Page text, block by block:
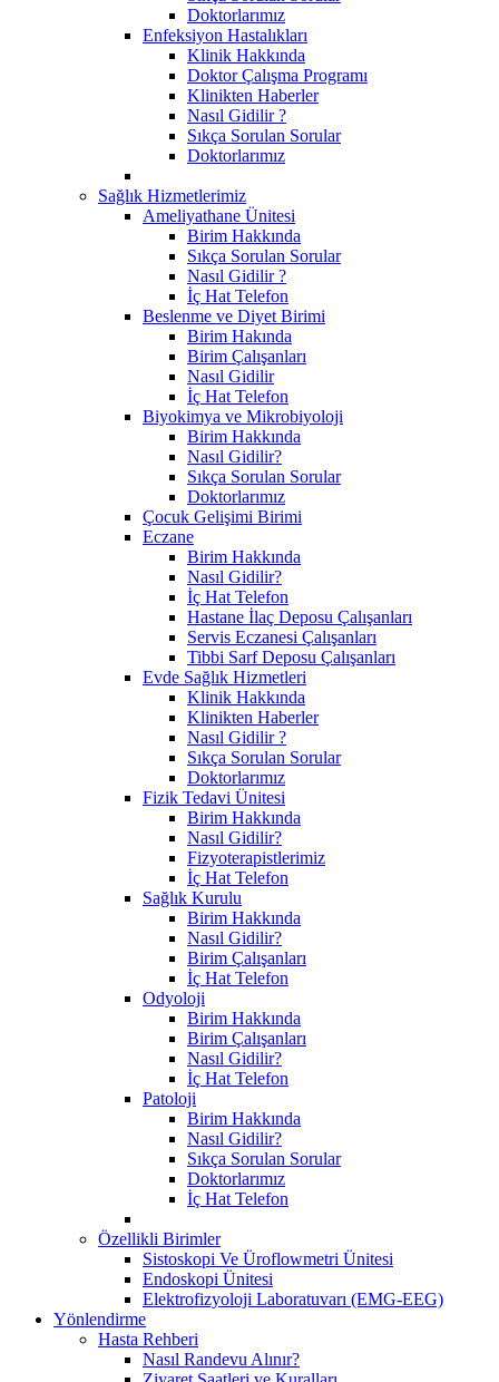
Doktorlarımız
Enfeksiyon Hastalıkları
Klinik Hakkında
Doktor Çalışma Programı
Klinikten Haberler
Nasıl Gidilir ?
Sıkça Sorulan Sorular
Doktorlarımız
Sağlık Hizmetlerimiz
Ameliyathane Ünitesi
Birim Hakkında
Sıkça Sorulan Sorular
Nasıl Gidilir ?
İç Hat Telefon
Beslenme ve Diyet Birimi
Birim Hakında
Birim Çalışanları
Nasıl Gidilir
İç Hat Telefon
Biyokimya ve Mikrobiyoloji
Birim Hakkında
Nasıl Gidilir?
Sıkça Sorulan Sorular
Doktorlarımız
Çocuk Gelişimi Birimi
Eczane
Birim Hakkında
Nasıl Gidilir?
İç Hat Telefon
Hastane İlaç Deposu Çalışanları
Servis Eczanesi Çalışanları
Tibbi Sarf Deposu Çalışanları
Evde Sağlık Hizmetleri
Klinik Hakkında
Klinikten Haberler
Nasıl Gidilir ?
Sıkça Sorulan Sorular
Doktorlarımız
Fizik Tedavi Ünitesi
Birim Hakkında
Nasıl Gidilir?
Fizyoterapistlerimiz
İç Hat Telefon
Sağlık Kurulu
Birim Hakkında
Nasıl Gidilir?
Birim Çalışanları
İç Hat Telefon
Odyoloji
Birim Hakkında
Birim Çalışanları
Nasıl Gidilir?
İç Hat Telefon
Patoloji
Birim Hakkında
Nasıl Gidilir?
Sıkça Sorulan Sorular
Doktorlarımız
İç Hat Telefon
Özellikli Birimler
Sistoskopi Ve Üroflowmetri Ünitesi
Endoskopi Ünitesi
Elektrofizyoloji Laboratuvarı (EMG-EEG)
Yönlendirme
Hasta Rehberi
Nasıl Randevu Alınır?